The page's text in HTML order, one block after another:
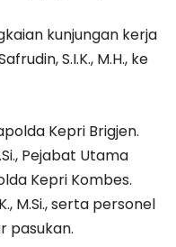
kunjungan kerja
S.I.K., M.H., ke
Kepri Brigjen.
Pejabat Utama
Kepri Kombes.
M.Si., serta personel
pasukan.